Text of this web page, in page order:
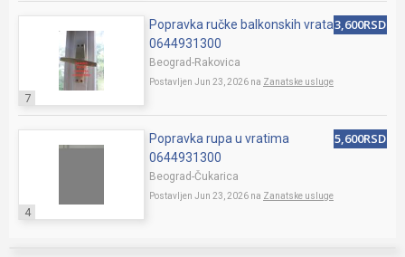
7
Popravka ručke balkonskih vrata
0644931300
Beograd-Rakovica
Postavljen Jun 23, 2026 na Zanatske usluge
3,600RSD
4
Popravka rupa u vratima
0644931300
Beograd-Čukarica
Postavljen Jun 23, 2026 na Zanatske usluge
5,600RSD